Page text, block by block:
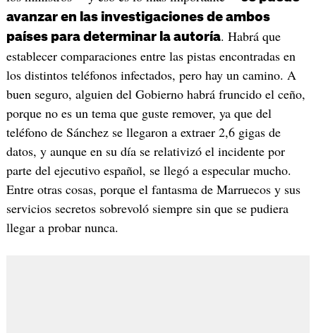
avanzar en las investigaciones de ambos
países para determinar la autoría. Habrá que
establecer comparaciones entre las pistas encontradas en
los distintos teléfonos infectados, pero hay un camino. A
buen seguro, alguien del Gobierno habrá fruncido el ceño,
porque no es un tema que guste remover, ya que del
teléfono de Sánchez se llegaron a extraer 2,6 gigas de
datos, y aunque en su día se relativizó el incidente por
parte del ejecutivo español, se llegó a especular mucho.
Entre otras cosas, porque el fantasma de Marruecos y sus
servicios secretos sobrevoló siempre sin que se pudiera
llegar a probar nunca.